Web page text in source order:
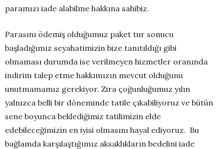
paramızı iade alabilme hakkına sahibiz.
Parasını ödemiş olduğumuz paket tur sonucu
başladığımız seyahatimizin bize tanıtıldığı gibi
olmaması durumda ise verilmeyen hizmetler oranında
indirim talep etme hakkımızın mevcut olduğunu
unutmamamız gerekiyor. Zira çoğunluğumuz yılın
yalnızca belli bir döneminde tatile çıkabiliyoruz ve bütün
sene boyunca beklediğimiz tatilimizin elde
edebileceğimizin en iyisi olmasını hayal ediyoruz. Bu
bağlamda karşılaştığımız aksaklıkların bedelini iade